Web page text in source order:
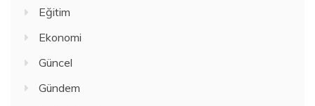
Eğitim
Ekonomi
Güncel
Gündem